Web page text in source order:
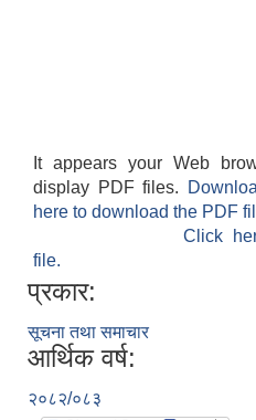
It appears your Web
display PDF files.
here to download the PDF
Click
file.
प्रकार:
सूचना तथा समाचार
आर्थिक वर्ष:
२०८२/०८३